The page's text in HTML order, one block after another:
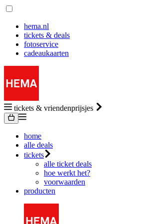
hema.nl
tickets & deals
fotoservice
cadeaukaarten
tickets & vriendenprijsjes
home
alle deals
tickets
alle ticket deals
hoe werkt het?
voorwaarden
producten